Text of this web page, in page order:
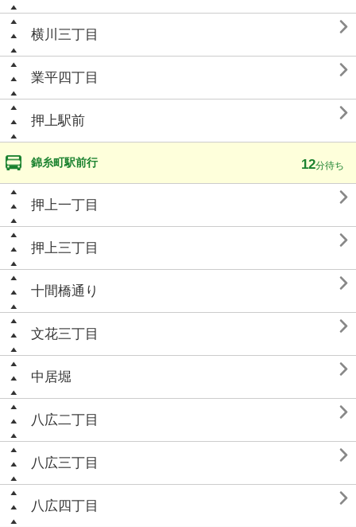
横川三丁目 
業平四丁目 
押上駅前 
錦糸町駅前行 12分待ち
押上一丁目 
押上三丁目 
十間橋通り 
文花三丁目 
中居堀 
八広二丁目 
八広三丁目 
八広四丁目 